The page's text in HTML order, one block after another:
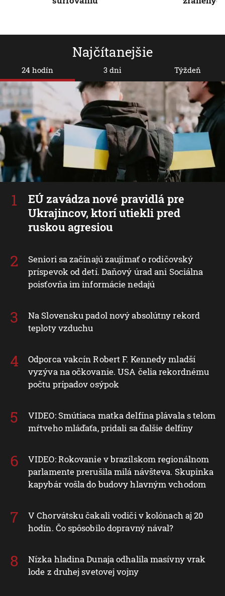
Najčítanejšie
24 hodín
EÚ zavádza nové pravidlá pre
Ukrajincov, ktorí utiekli pred
ruskou agresiou
Seniori sa začínajú zaujímať o rodičovský
príspevok od detí. Daňový úrad ani Sociálna
poisťovňa im informácie nedajú
Na Slovensku padol nový absolútny rekord
teploty vzduchu
Odporca vakcín Robert F. Kennedy mladší
vyzýva na očkovanie. USA čelia rekordnému
počtu prípadov osýpok
VIDEO: Smútiaca matka delfína plávala s telom
mŕtveho mláďaťa, pridali sa ďalšie delfíny
VIDEO: Rokovanie v brazílskom regionálnom
parlamente prerušila milá návšteva. Skupinka
kapybár vošla do budovy hlavným vchodom
V Chorvátsku čakali vodiči v kolónach aj 20
hodín. Čo spôsobilo dopravný nával?
Nízka hladina Dunaja odhalila masívny vrak
lode z druhej svetovej vojny
3 dni Týždeň